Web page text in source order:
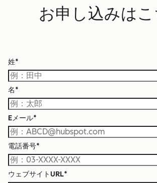
お申し込みはこ
姓*
名*
Eメール*
電話番号*
ウェブサイトURL*